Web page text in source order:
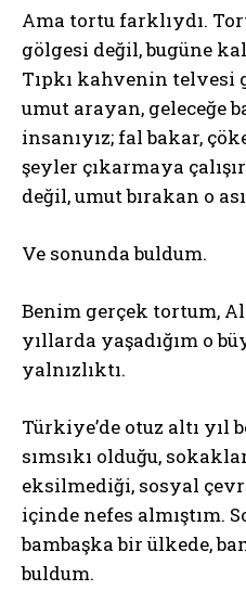
Ama tortu farklıydı.
gölgesi değil, bugüne
Tıpkı kahvenin telvesi
umut arayan, geleceğe
insanıyız; fal bakar,
şeyler çıkarmaya
değil, umut bırakan o
Ve sonunda buldum.
Benim gerçek tortum,
yıllarda yaşadığım o
yalnızlıktı.
Türkiye’de otuz altı yıl
sımsıkı olduğu,
eksilmediği, sosyal
içinde nefes almıştım.
bambaşka bir ülkede,
buldum.